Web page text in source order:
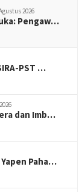
2026
Pengaw…
PST …
dan Imb…
Paha…